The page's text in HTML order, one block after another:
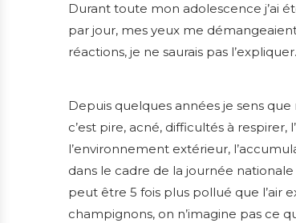
Durant toute mon adolescence j’ai
par jour, mes yeux me
réactions, je ne saurais pas l’expliquer.
Depuis quelques années je sens
c’est pire, acné, difficultés à respirer,
l’environnement extérieur,
dans le cadre de la journée nationale
peut être 5 fois plus pollué que l’air
champignons, on n’imagine pas ce